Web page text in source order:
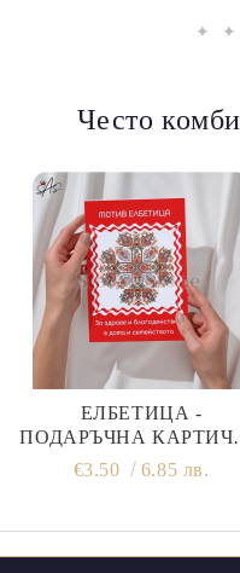
✦
Често
ЕЛБЕТИЦА -
ПОДАРЪЧНА
ЗА ПРАЗНИК
€3.50 6.85 лв.